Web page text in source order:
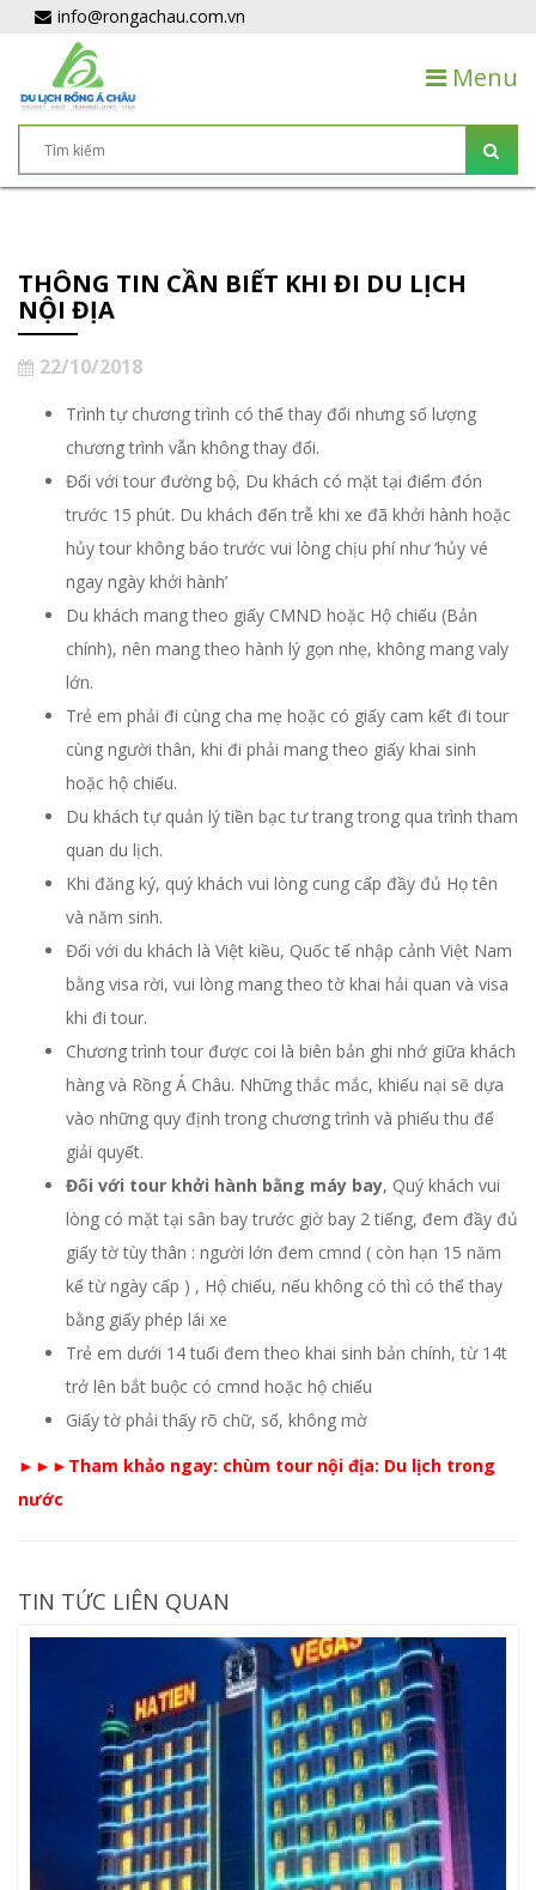
info@rongachau.com.vn
Menu
THÔNG TIN CẦN BIẾT KHI ĐI DU LỊCH
NỘI ĐỊA
22/10/2018
Trình tự chương trình có thể thay đổi nhưng số lượng
chương trình vẫn không thay đổi.
Đối với tour đường bộ, Du khách có mặt tại điểm đón
trước 15 phút. Du khách đến trễ khi xe đã khởi hành hoặc
hủy tour không báo trước vui lòng chịu phí như ‘hủy vé
ngay ngày khởi hành’
Du khách mang theo giấy CMND hoặc Hộ chiếu (Bản
chính), nên mang theo hành lý gọn nhẹ, không mang valy
lớn.
Trẻ em phải đi cùng cha mẹ hoặc có giấy cam kết đi tour
cùng người thân, khi đi phải mang theo giấy khai sinh
hoặc hộ chiếu.
Du khách tự quản lý tiền bạc tư trang trong qua trình tham
quan du lịch.
Khi đăng ký, quý khách vui lòng cung cấp đầy đủ Họ tên
và năm sinh.
Đối với du khách là Việt kiều, Quốc tế nhập cảnh Việt Nam
bằng visa rời, vui lòng mang theo tờ khai hải quan và visa
khi đi tour.
Chương trình tour được coi là biên bản ghi nhớ giữa khách
hàng và Rồng Á Châu. Những thắc mắc, khiếu nại sẽ dựa
vào những quy định trong chương trình và phiếu thu để
giải quyết.
Đối với tour khởi hành bằng máy bay, Quý khách vui
lòng có mặt tại sân bay trước giờ bay 2 tiếng, đem đầy đủ
giấy tờ tùy thân : người lớn đem cmnd ( còn hạn 15 năm
kể từ ngày cấp ) , Hộ chiếu, nếu không có thì có thể thay
bằng giấy phép lái xe
Trẻ em dưới 14 tuổi đem theo khai sinh bản chính, từ 14t
trở lên bắt buộc có cmnd hoặc hộ chiếu
Giấy tờ phải thấy rõ chữ, số, không mờ
►►►Tham khảo ngay: chùm tour nội địa: Du lịch trong
nước
TIN TỨC LIÊN QUAN